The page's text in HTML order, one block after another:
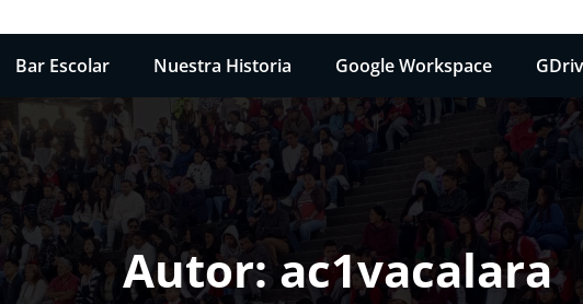
OSWALDO VACA LARA"
Bar Escolar Nuestra Historia Google Workspace
Autor:ac1vacalara